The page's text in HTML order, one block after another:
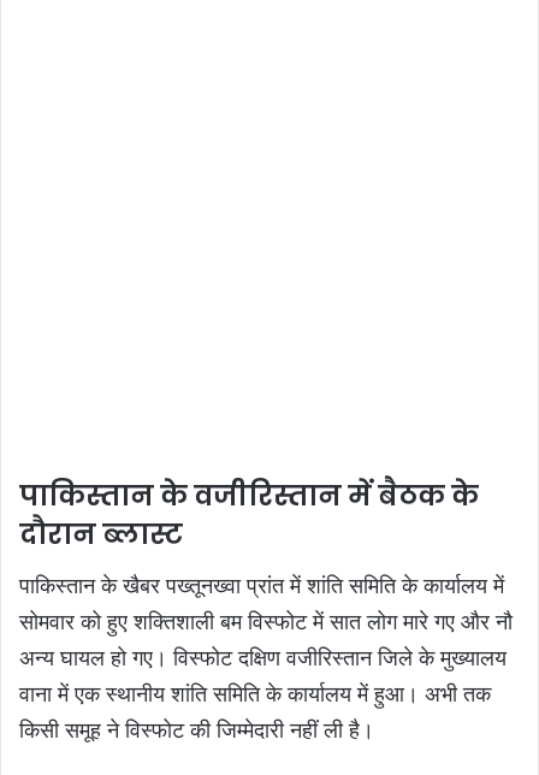
पाकिस्तान के वजीरिस्तान में बैठक के
दौरान ब्लास्ट
पाकिस्तान के खैबर पख्तूनख्वा प्रांत में शांति समिति के कार्यालय में
सोमवार को हुए शक्तिशाली बम विस्फोट में सात लोग मारे गए और नौ
अन्य घायल हो गए। विस्फोट दक्षिण वजीरिस्तान जिले के मुख्यालय
वाना में एक स्थानीय शांति समिति के कार्यालय में हुआ। अभी तक
किसी समूह ने विस्फोट की जिम्मेदारी नहीं ली है।